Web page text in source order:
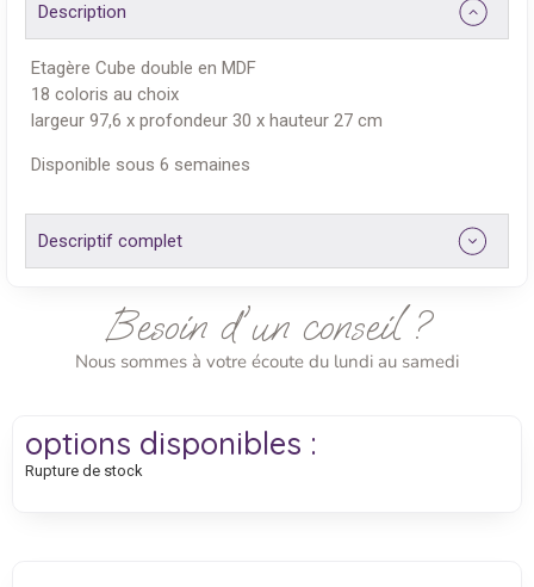
Description
Etagère Cube double en MDF
18 coloris au choix
largeur 97,6 x profondeur 30 x hauteur 27 cm
Disponible sous 6 semaines
Descriptif complet
Besoin d'un conseil ?
Nous sommes à votre écoute du lundi au samedi
options disponibles :
Rupture de stock